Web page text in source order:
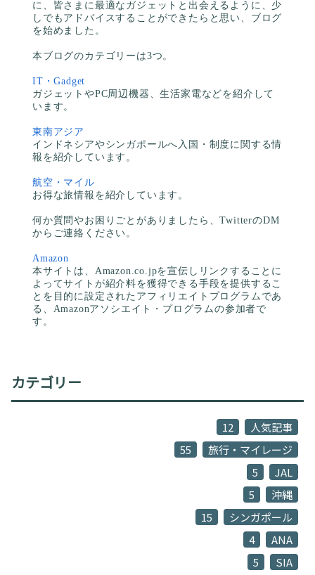
に、皆さまに最適なガジェットと出会えるように、少
しでもアドバイスすることができたらと思い、ブログ
を始めました。
本ブログのカテゴリーは3つ。
IT・Gadget
ガジェットやPC周辺機器、生活家電などを紹介して
います。
東南アジア
インドネシアやシンガポールへ入国・制度に関する情
報を紹介しています。
航空・マイル
お得な旅情報を紹介しています。
何か質問やお困りごとがありましたら、TwitterのDM
からご連絡ください。
Amazon
本サイトは、Amazon.co.jpを宣伝しリンクすることに
よってサイトが紹介料を獲得できる手段を提供するこ
とを目的に設定されたアフィリエイトプログラムであ
る、Amazonアソシエイト・プログラムの参加者で
す。
カテゴリー
人気記事
12
旅行・マイレージ
55
JAL
5
沖縄
5
シンガポール
15
ANA
4
SIA
5